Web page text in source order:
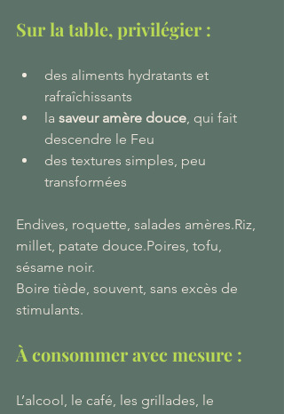
Sur la table, privilégier :
des aliments hydratants et
rafraîchissants
la saveur amère douce, qui fait
descendre le Feu
des textures simples, peu
transformées
Endives, roquette, salades amères.Riz,
millet, patate douce.Poires, tofu,
sésame noir.
Boire tiède, souvent, sans excès de
stimulants.
À consommer avec mesure :
L’alcool, le café, les grillades, le